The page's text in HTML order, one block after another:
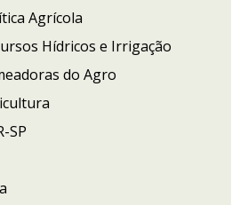
Agrícola
Hídricos e Irrigação
do Agro
SP